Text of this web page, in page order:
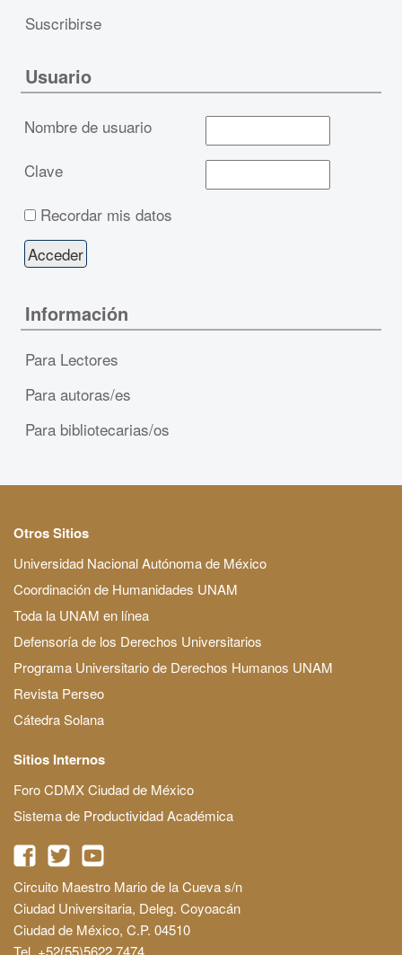
Suscribirse
Usuario
Nombre de usuario
Clave
Recordar mis datos
Información
Para Lectores
Para autoras/es
Para bibliotecarias/os
Otros Sitios
Universidad Nacional Autónoma de México
Coordinación de Humanidades UNAM
Toda la UNAM en línea
Defensoría de los Derechos Universitarios
Programa Universitario de Derechos Humanos UNAM
Revista Perseo
Cátedra Solana
Sitios Internos
Foro CDMX Ciudad de México
Sistema de Productividad Académica
Circuito Maestro Mario de la Cueva s/n
Ciudad Universitaria, Deleg. Coyoacán
Ciudad de México, C.P. 04510
Tel. +52(55)5622 7474